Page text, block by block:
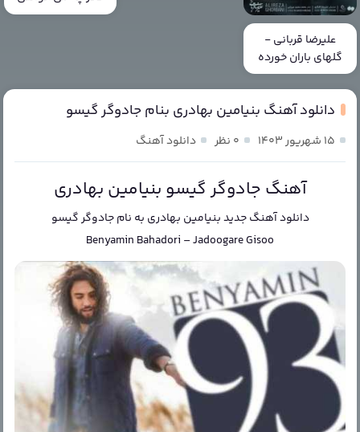
علیرضا قربانی -
گلهای باران خورده
دانلود آهنگ بنیامین بهادری بنام جادوگر گیسو
۱۵ شهریور ۱۴۰۳ ۰ نظر دانلود آهنگ
آهنگ جادوگر گیسو بنیامین بهادری
دانلود آهنگ جدیدبنیامین بهادری به نامجادوگر گیسو
Benyamin Bahadori –Jadoogare Gisoo